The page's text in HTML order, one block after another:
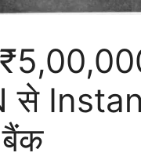
से
बैंक